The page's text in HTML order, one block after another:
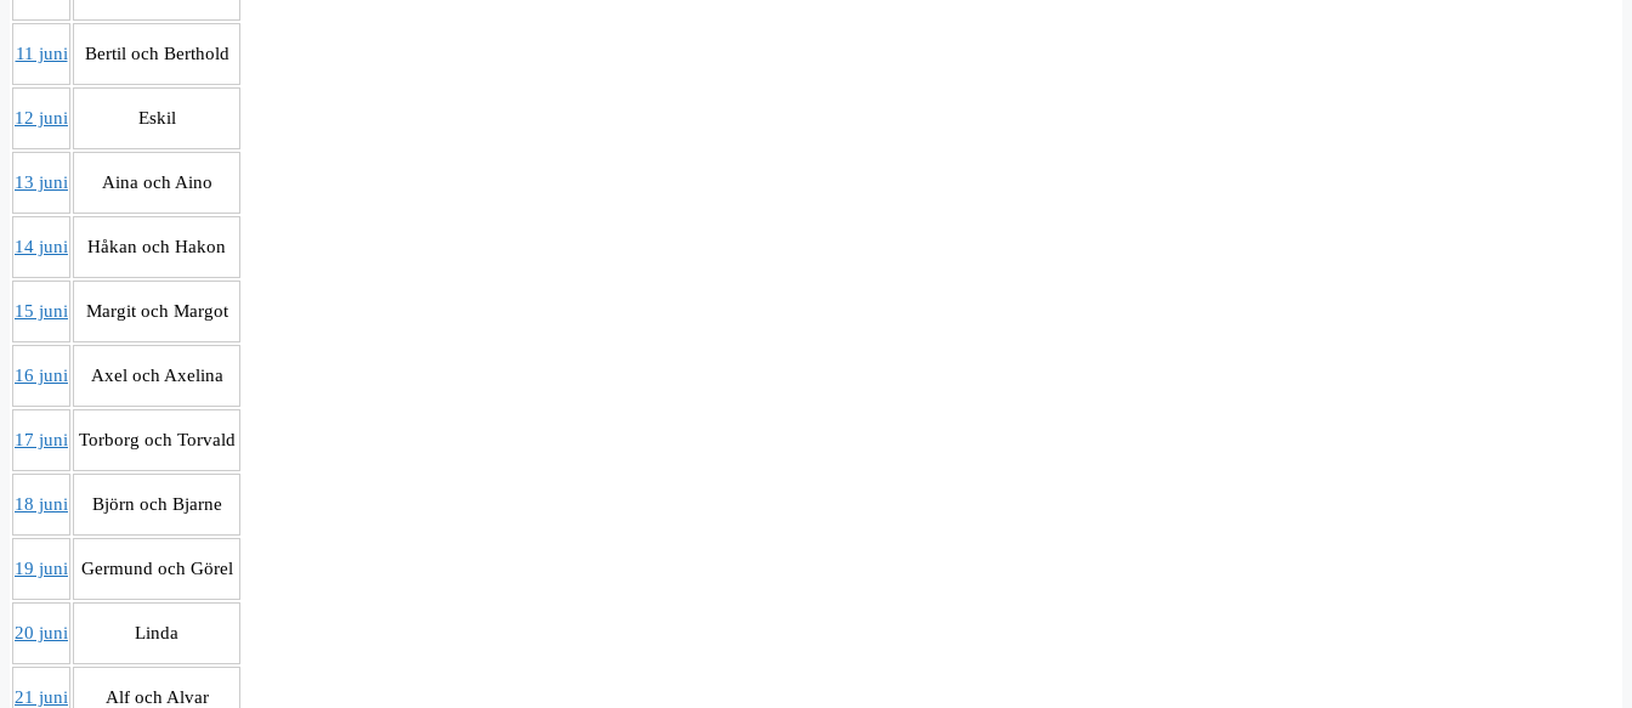
11 juni Bertil och Berthold
12 juni Eskil
13 juni Aina och Aino
14 juni Håkan och Hakon
15 juni Margit och Margot
16 juni Axel och Axelina
17 juni Torborg och Torvald
18 juni Björn och Bjarne
19 juni Germund och Görel
20 juni Linda
21 juni Alf och Alvar